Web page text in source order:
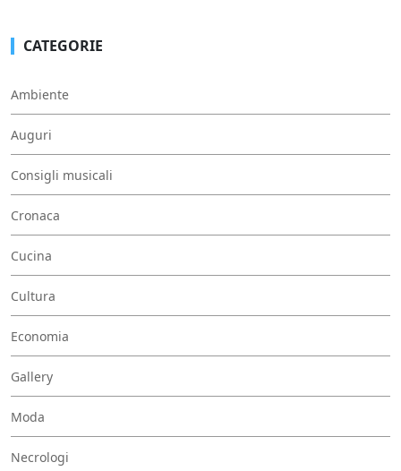
CATEGORIE
Ambiente
Auguri
Consigli musicali
Cronaca
Cucina
Cultura
Economia
Gallery
Moda
Necrologi